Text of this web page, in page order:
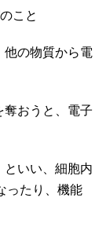
こと
他の物質から電
奪おうと、電子
といい、細胞内
ったり、機能